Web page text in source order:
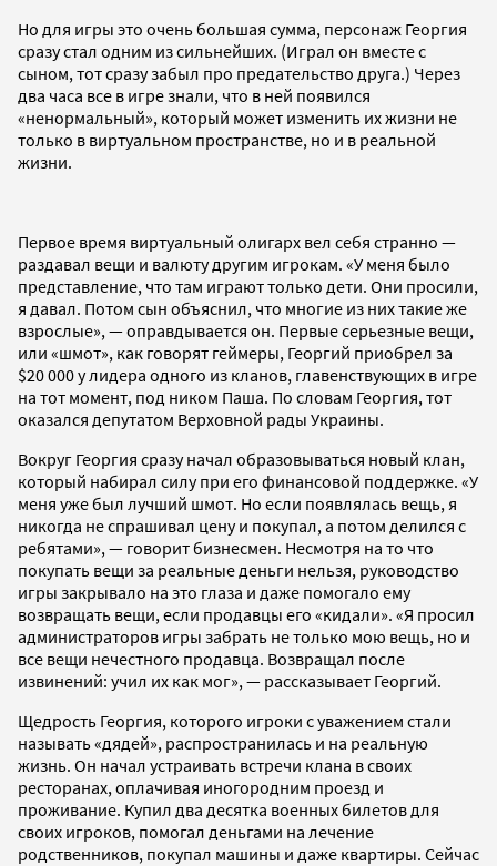
Но для игры это очень большая сумма, персонаж Георгия
сразу стал одним из сильнейших. (Играл он вместе с
сыном, тот сразу забыл про предательство друга.) Через
два часа все в игре знали, что в ней появился
«ненормальный», который может изменить их жизни не
только в виртуальном пространстве, но и в реальной
жизни.
Первое время виртуальный олигарх вел себя странно —
раздавал вещи и валюту другим игрокам. «У меня было
представление, что там играют только дети. Они просили,
я давал. Потом сын объяснил, что многие из них такие же
взрослые», — оправдывается он. Первые серьезные вещи,
или «шмот», как говорят геймеры, Георгий приобрел за
$20 000 у лидера одного из кланов, главенствующих в игре
на тот момент, под ником Паша. По словам Георгия, тот
оказался депутатом Верховной рады Украины.
Вокруг Георгия сразу начал образовываться новый клан,
который набирал силу при его финансовой поддержке. «У
меня уже был лучший шмот. Но если появлялась вещь, я
никогда не спрашивал цену и покупал, а потом делился с
ребятами», — говорит бизнесмен. Несмотря на то что
покупать вещи за реальные деньги нельзя, руководство
игры закрывало на это глаза и даже помогало ему
возвращать вещи, если продавцы его «кидали». «Я просил
администраторов игры забрать не только мою вещь, но и
все вещи нечестного продавца. Возвращал после
извинений: учил их как мог», — рассказывает Георгий.
Щедрость Георгия, которого игроки с уважением стали
называть «дядей», распространилась и на реальную
жизнь. Он начал устраивать встречи клана в своих
ресторанах, оплачивая иногородним проезд и
проживание. Купил два десятка военных билетов для
своих игроков, помогал деньгами на лечение
родственников, покупал машины и даже квартиры. Сейчас